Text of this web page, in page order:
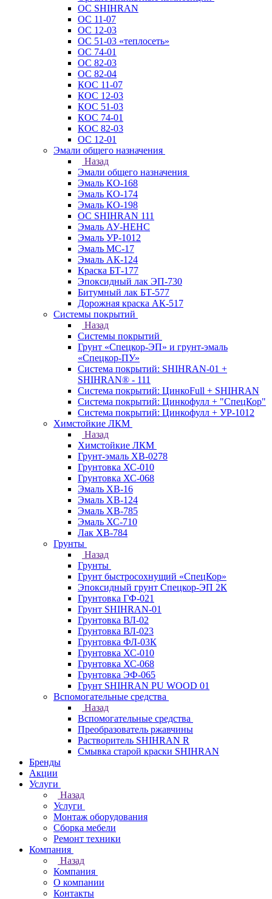
ОС SHIHRAN
ОС 11-07
ОС 12-03
ОС 51-03 «теплосеть»
ОС 74-01
ОС 82-03
ОС 82-04
КОС 11-07
КОС 12-03
КОС 51-03
КОС 74-01
КОС 82-03
ОС 12-01
Эмали общего назначения
Назад
Эмали общего назначения
Эмаль КО-168
Эмаль КО-174
Эмаль КО-198
ОС SHIHRAN 111
Эмаль АУ-НЕНС
Эмаль УР-1012
Эмаль МС-17
Эмаль АК-124
Краска БТ-177
Эпоксидный лак ЭП-730
Битумный лак БТ-577
Дорожная краска АК-517
Системы покрытий
Назад
Системы покрытий
Грунт «Спецкор-ЭП» и грунт-эмаль
«Спецкор-ПУ»
Система покрытий: SHIHRAN-01 +
SHIHRAN® - 111
Система покрытий: ЦинкоFull + SHIHRAN
Система покрытий: Цинкофулл + "СпецКор"
Система покрытий: Цинкофулл + УР-1012
Химстойкие ЛКМ
Назад
Химстойкие ЛКМ
Грунт-эмаль ХВ-0278
Грунтовка ХС-010
Грунтовка ХС-068
Эмаль ХВ-16
Эмаль ХВ-124
Эмаль ХВ-785
Эмаль ХС-710
Лак ХВ-784
Грунты
Назад
Грунты
Грунт быстросохнущий «СпецКор»
Эпоксидный грунт Спецкор-ЭП 2К
Грунтовка ГФ-021
Грунт SHIHRAN-01
Грунтовка ВЛ-02
Грунтовка ВЛ-023
Грунтовка ФЛ-03К
Грунтовка ХС-010
Грунтовка ХС-068
Грунтовка ЭФ-065
Грунт SHIHRAN PU WOOD 01
Вспомогательные средства
Назад
Вспомогательные средства
Преобразователь ржавчины
Растворитель SHIHRAN R
Смывка старой краски SHIHRAN
Бренды
Акции
Услуги
Назад
Услуги
Монтаж оборудования
Сборка мебели
Ремонт техники
Компания
Назад
Компания
О компании
Контакты